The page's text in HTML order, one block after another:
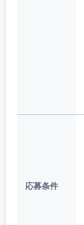
応募条件